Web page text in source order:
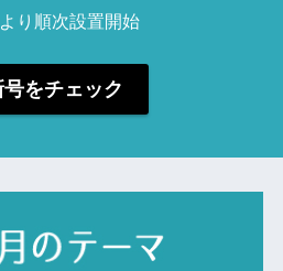
り順次設置開始
をチェック